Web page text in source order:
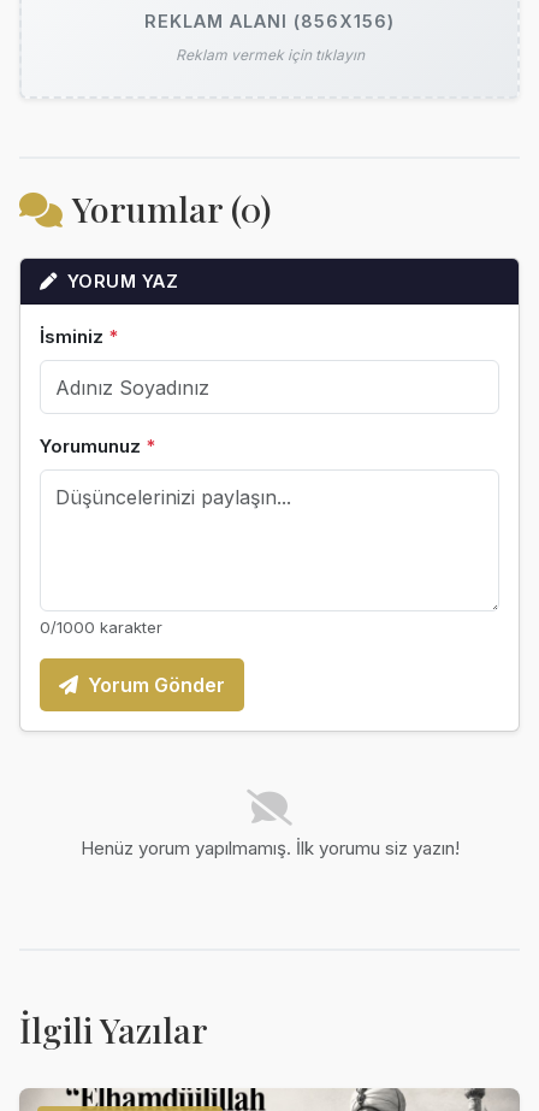
REKLAM ALANI (856X156)
Reklam vermek için tıklayın
Yorumlar (0)
YORUM YAZ
İsminiz *
Yorumunuz *
0/1000 karakter
Yorum Gönder
Henüz yorum yapılmamış. İlk yorumu siz yazın!
İlgili Yazılar